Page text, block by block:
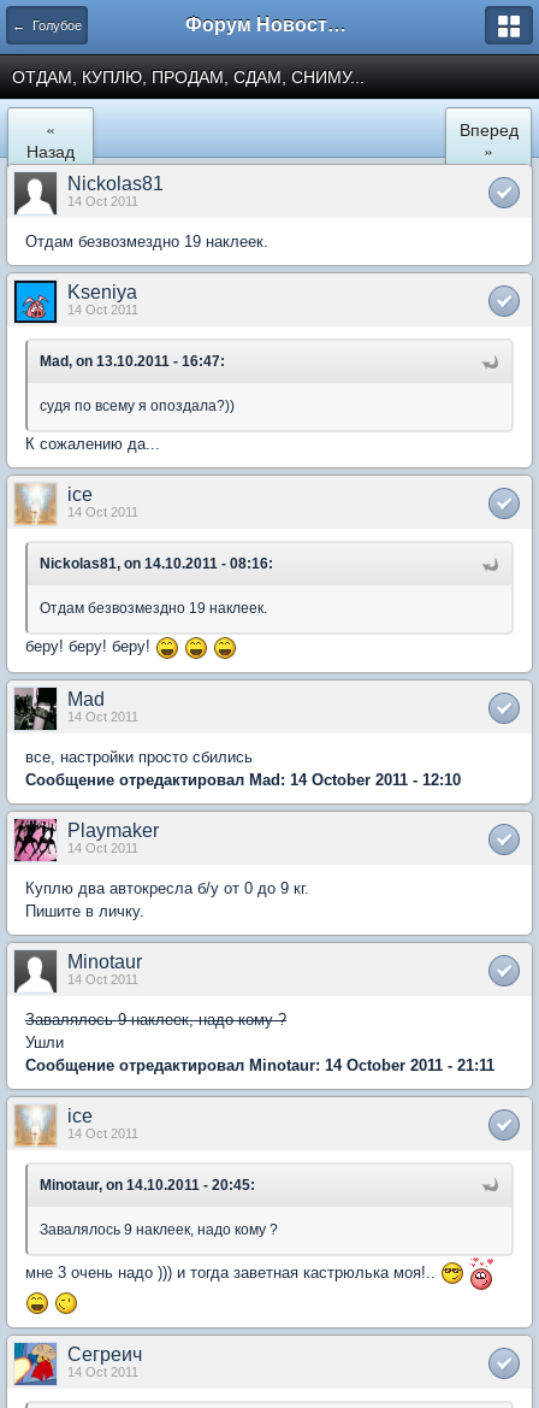
← Голубое Форум Новостройки
ОТДАМ, КУПЛЮ, ПРОДАМ, СДАМ, СНИМУ...
«
Назад
Вперед
»
Nickolas81
14 Oct 2011
Отдам безвозмездно 19 наклеек.
Kseniya
14 Oct 2011
Mad, on 13.10.2011 - 16:47:
судя по всему я опоздала?))
К сожалению да...
ice
14 Oct 2011
Nickolas81, on 14.10.2011 - 08:16:
Отдам безвозмездно 19 наклеек.
беру! беру! беру!
Mad
14 Oct 2011
все, настройки просто сбились
Сообщение отредактировал Mad: 14 October 2011 - 12:10
Playmaker
14 Oct 2011
Куплю два автокресла б/у от 0 до 9 кг.
Пишите в личку.
Minotaur
14 Oct 2011
Завалялось 9 наклеек, надо кому ?
Ушли
Сообщение отредактировал Minotaur: 14 October 2011 - 21:11
ice
14 Oct 2011
Minotaur, on 14.10.2011 - 20:45:
Завалялось 9 наклеек, надо кому ?
мне 3 очень надо ))) и тогда заветная кастрюлька моя!..
Сегреич
14 Oct 2011